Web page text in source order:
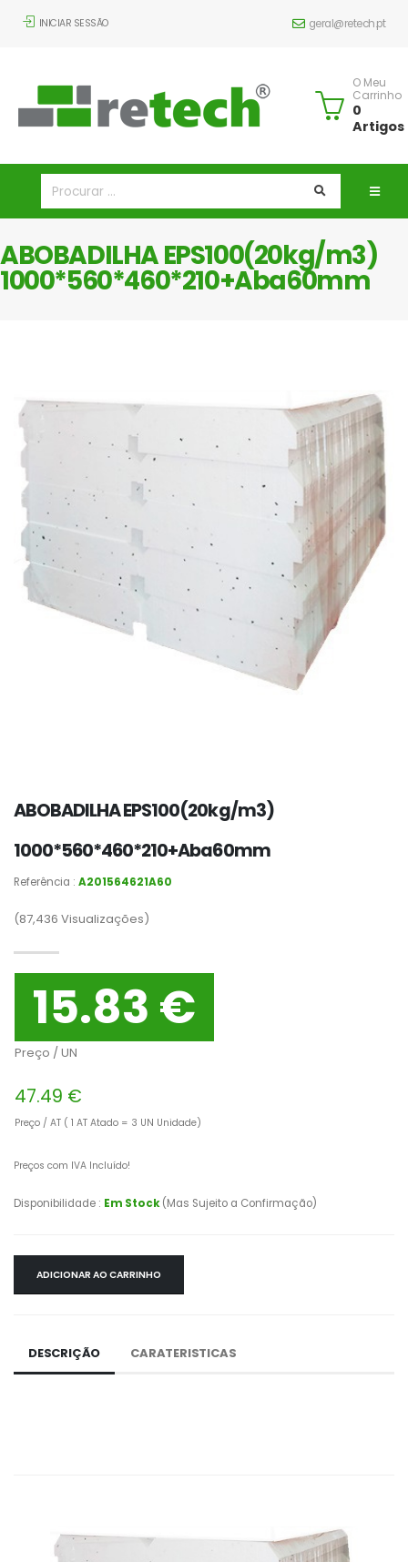
INICIAR SESSÃO geral@retech.pt
O Meu
Carrinho
0
Artigos
ABOBADILHA EPS100(20kg/m3)
1000*560*460*210+Aba60mm
ABOBADILHA EPS100(20kg/m3)
1000*560*460*210+Aba60mm
Referência : A201564621A60
(87,436 Visualizações)
15.83 €
Preço / UN
47.49 €
Preço / AT ( 1 AT Atado = 3 UN Unidade)
Preços com IVA Incluído!
Disponibilidade : Em Stock(Mas Sujeito a Confirmação)
ADICIONAR AO CARRINHO
DESCRIÇÃO CARATERISTICAS